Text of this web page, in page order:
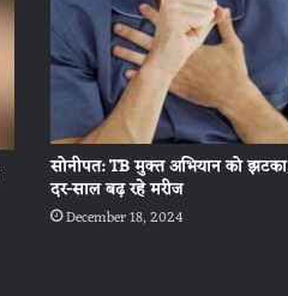
सोनीपत: TB मुक्त अभियान को
दर-साल बढ़ रहे मरीज
December 18, 2024